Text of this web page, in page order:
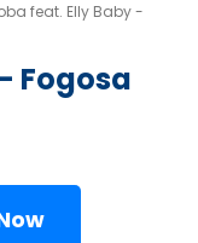
feat. Elly Baby -
Fogosa